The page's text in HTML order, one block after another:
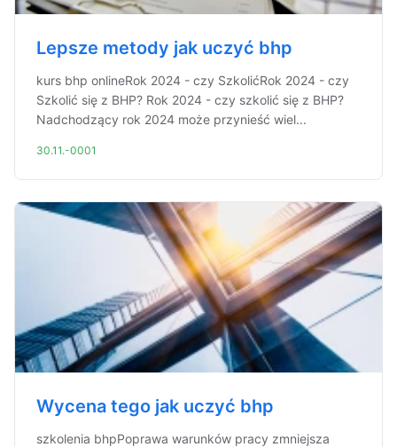
Lepsze metody jak uczyć bhp
kurs bhp onlineRok 2024 - czy SzkolićRok 2024 - czy
Szkolić się z BHP? Rok 2024 - czy szkolić się z BHP?
Nadchodzący rok 2024 może przynieść wiel...
30.11.-0001
Wycena tego jak uczyć bhp
szkolenia bhpPoprawa warunków pracy zmniejsza